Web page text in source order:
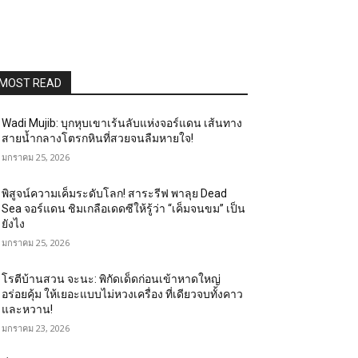
READ
Wadi Mujib: บุกหุบเขาเร้นลับแห่งจอร์แดน เส้นทาง
สายน้ำกลางโตรกหินที่สวยจนลืมหายใจ!
มกราคม 25, 2026
พิสูจน์ความเค็มระดับโลก! สาระรีฟ พาลุย Dead
Sea จอร์แดน ชิมเกลือเดดซีให้รู้ว่า “เค็มจนขม” เป็น
ยังไง
มกราคม 25, 2026
โรตีบ้านสวน จะนะ: พิกัดเด็ดก่อนเข้าหาดใหญ่
อร่อยคุ้ม ให้เยอะแบบไม่หวงเครื่อง ที่เดียวจบทั้งคาว
และหวาน!
มกราคม 23, 2026